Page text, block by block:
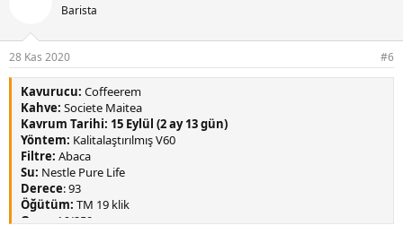
:
Barista
28 Kas 2020 #6
Kavurucu: Coffeerem
Kahve: Societe Maitea
Kavrum Tarihi: 15 Eylül (2 ay 13 gün)
Yöntem: Kalitalaştırılmış V60
Filtre: Abaca
Su: Nestle Pure Life
Derece: 93
Öğütüm: TM 19 klik
Oran:
16/250